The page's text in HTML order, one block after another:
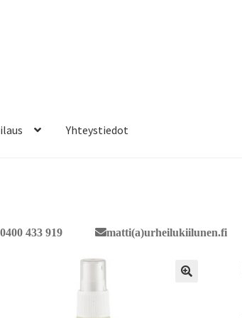
0400 433 919 matti(a)urheilukiilunen.fi
Yhteystiedot